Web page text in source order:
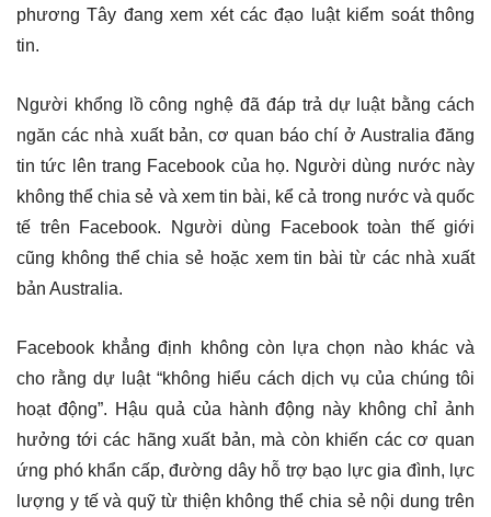
phương Tây đang xem xét các đạo luật kiểm soát thông
tin.
Người khổng lồ công nghệ đã đáp trả dự luật bằng cách
ngăn các nhà xuất bản, cơ quan báo chí ở Australia đăng
tin tức lên trang Facebook của họ. Người dùng nước này
không thể chia sẻ và xem tin bài, kể cả trong nước và quốc
tế trên Facebook. Người dùng Facebook toàn thế giới
cũng không thể chia sẻ hoặc xem tin bài từ các nhà xuất
bản Australia.
Facebook khẳng định không còn lựa chọn nào khác và
cho rằng dự luật “không hiểu cách dịch vụ của chúng tôi
hoạt động”. Hậu quả của hành động này không chỉ ảnh
hưởng tới các hãng xuất bản, mà còn khiến các cơ quan
ứng phó khẩn cấp, đường dây hỗ trợ bạo lực gia đình, lực
lượng y tế và quỹ từ thiện không thể chia sẻ nội dung trên